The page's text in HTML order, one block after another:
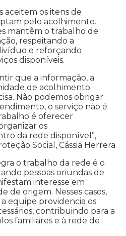
aceitem os itens de
pelo acolhimento.
mantêm o trabalho de
respeitando a
e reforçando
disponíveis.
que a informação, a
de acolhimento
Não podemos obrigar
o serviço não é
é oferecer
os
da rede disponível”,
Social, Cássia Herrera.
o trabalho da rede é o
pessoas oriundas de
interesse em
de origem. Nesses casos,
equipe providencia os
contribuindo para a
familiares e à rede de